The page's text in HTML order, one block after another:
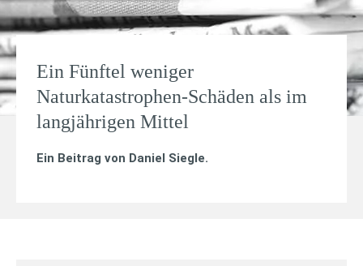
Ein Fünftel weniger
Naturkatastrophen-Schäden als im
langjährigen Mittel
Ein Beitrag von Daniel Siegle.